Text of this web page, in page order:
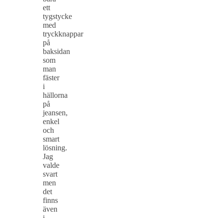
ett
tygstycke
med
tryckknappar
på
baksidan
som
man
fäster
i
hällorna
på
jeansen,
enkel
och
smart
lösning.
Jag
valde
svart
men
det
finns
även